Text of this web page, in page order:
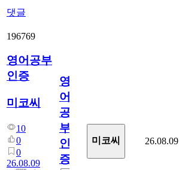
댓글
196769
영어공부
인증
미코씨
10
0
0
26.08.09
영
어
공
부
인
증
미코씨 26.08.09